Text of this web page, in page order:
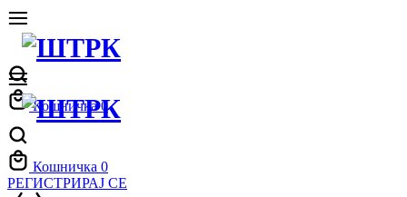
Кошничка 0
Кошничка 0
РЕГИСТРИРАЈ СЕ